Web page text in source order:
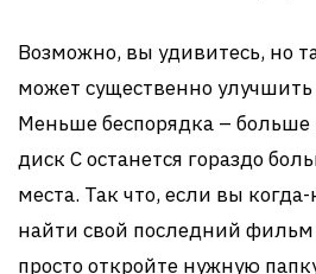
Возможно, вы удивитесь, но
может существенно улучшить
Меньше беспорядка –
диск C останется гораздо
места. Так что, если вы
найти свой последний
просто откройте нужную